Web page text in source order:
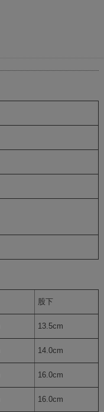
股下
13.5cm
14.0cm
16.0cm
16.0cm